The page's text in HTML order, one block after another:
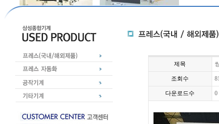
제목
조회수
다운로드수 0